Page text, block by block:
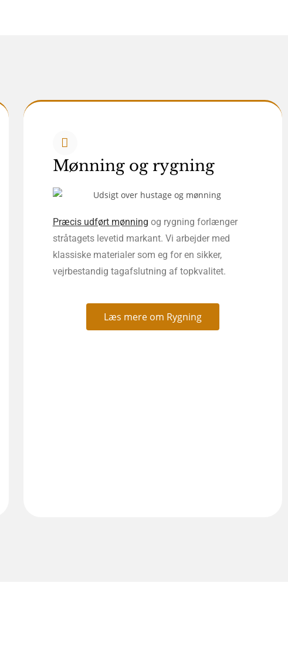
Mønning og rygning
Præcis udført mønning og rygning forlænger
stråtagets levetid markant. Vi arbejder med
klassiske materialer som eg for en sikker,
vejrbestandig tagafslutning af topkvalitet.
Læs mere om Rygning